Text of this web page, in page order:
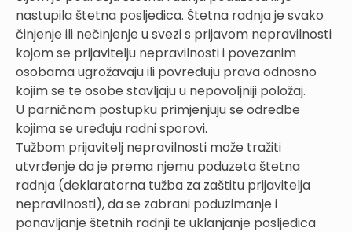
nastupila štetna posljedica. Štetna radnja je svako
činjenje ili nečinjenje u svezi s prijavom nepravilnosti
kojom se prijavitelju nepravilnosti i povezanim
osobama ugrožavaju ili povređuju prava odnosno
kojim se te osobe stavljaju u nepovoljniji položaj.
U parničnom postupku primjenjuju se odredbe
kojima se uređuju radni sporovi.
Tužbom prijavitelj nepravilnosti može tražiti
utvrđenje da je prema njemu poduzeta štetna
radnja (deklaratorna tužba za zaštitu prijavitelja
nepravilnosti), da se zabrani poduzimanje i
ponavljanje štetnih radnji te uklanjanje posljedica